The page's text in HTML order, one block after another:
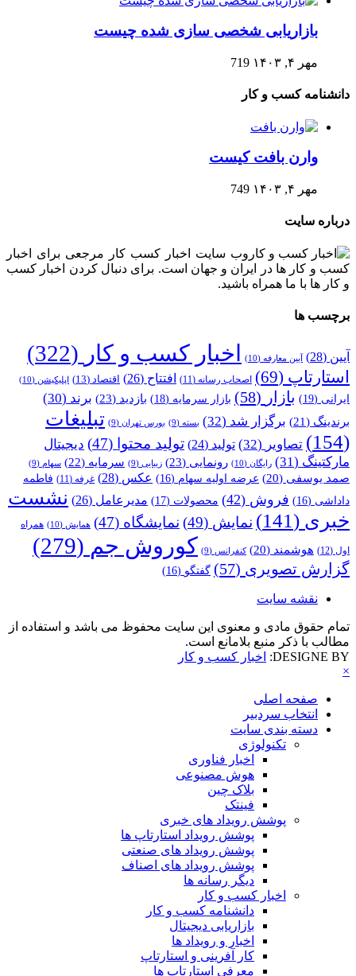
بازاریابی شخصی سازی شده چیست
مهر ۴, ۱۴۰۳ 719
دانشنامه کسب و کار
وارن بافت کیست
مهر ۴, ۱۴۰۳ 749
درباره سایت
وب سایت اخبار کسب کار مرجعی برای اخبار
کسب و کار ها در ایران و جهان است. برای دنبال کردن اخبار کسب
و کار ها با ما همراه باشید.
برچسب ها
آیین (28) آیین معارفه (10) اخبار کسب و کار (322)
استارتاپ (69) اصحاب رسانه (11) افتتاح (26) اقتصاد (13) اپلیکیشن (10)
ایرانی (19) بازار (58) بازار سرمایه (18) بازدید (23) برند (30)
برندینگ (21) برگزار شد (32) بسته (9) بورس تهران (9)
تبلیغات
(154)
تصاویر (32) تولید (24) تولید محتوا (47)
دیجیتال
مارکتینگ (31) رایگان (10) رونمایی (23) زیبایی (9) سرمایه (22) سهام (9)
صمد یوسفی (20) عرضه اولیه سهام (16) عکس (28) غرفه (11)
فاطمه
داداشی (16) فروش (42) محصولات (17) مدیرعامل (26)
نشست
خبری (141) نمایش (49) نمایشگاه (47) همایش (10) همراه
اول (12) هوشمند (20) کنفرانس (9) کوروش جم (279)
گزارش تصویری (57) گفتگو (16)
نقشه سایت
تمام حقوق مادی و معنوی این سایت محفوظ می باشد و استفاده از
مطالب با ذکر منبع بلامانع است.
DESIGNE BY:
اخبار کسب و کار
×
صفحه اصلی
انتخاب سردبیر
دسته بندی سایت
تکنولوژی
اخبار فناوری
هوش مصنوعی
بلاک چین
فینتک
پوشش رویداد های خبری
پوشش رویداد استارتاپ ها
پوشش رویداد های صنعتی
پوشش رویداد های اصناف
دیگر رسانه ها
اخبار کسب و کار
دانشنامه کسب و کار
بازاریابی دیجیتال
اخبار و رویداد ها
کار آفرینی و استارتاپ
معرفی استارتاپ ها